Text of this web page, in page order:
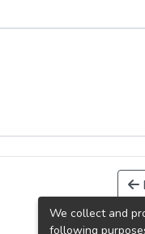
We collect and
following